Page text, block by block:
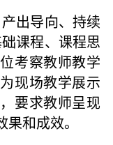
出导向、持续
课程、课程思
考察教师教学
现场教学展示
要求教师呈现
和成效。